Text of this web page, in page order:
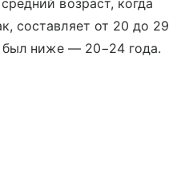
составляет от 20 до 29
был ниже — 20−24 года.